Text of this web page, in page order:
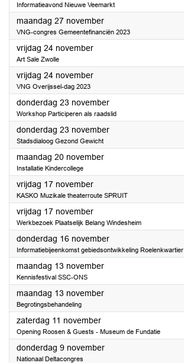
Informatieavond Nieuwe Veemarkt
maandag 27 november2023
VNG-congres Gemeentefinanciën 2023
vrijdag 24 november2023
Art Sale Zwolle
vrijdag 24 november2023
VNG Overijssel-dag 2023
donderdag 23 november2023
Workshop Participeren als raadslid
donderdag 23 november2023
Stadsdialoog Gezond Gewicht
maandag 20 november2023
Installatie Kindercollege
vrijdag 17 november2023
KASKO Muzikale theaterroute SPRUIT
vrijdag 17 november2023
Werkbezoek Plaatselijk Belang Windesheim
donderdag 16 november2023
Informatiebijeenkomst gebiedsontwikkeling Roelenkwartier
maandag 13 november2023
Kennisfestival SSC-ONS
maandag 13 november2023
Begrotingsbehandeling
zaterdag 11 november2023
Opening Roosen & Guests - Museum de Fundatie
donderdag 9 november2023
Nationaal Deltacongres